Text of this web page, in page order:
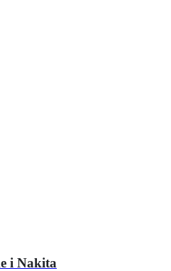
i Nakita